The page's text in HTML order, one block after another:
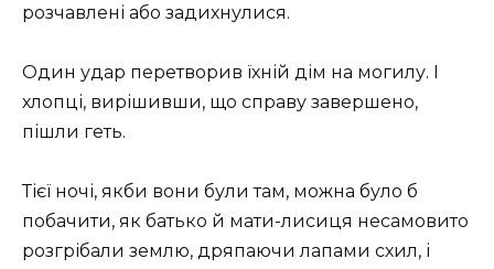
розчавлені або задихнулися.
Один удар перетворив їхній дім на могилу. І
хлопці, вирішивши, що справу завершено,
пішли геть.
Тієї ночі, якби вони були там, можна було б
побачити, як батько й мати-лисиця несамовито
розгрібали землю, дряпаючи лапами схил, і